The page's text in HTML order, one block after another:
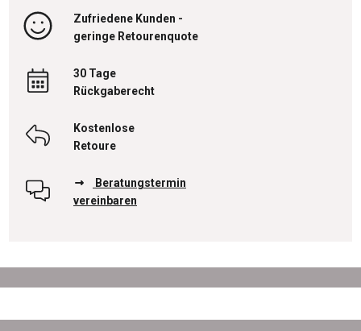
Zufriedene Kunden -
geringe Retourenquote
30 Tage
Rückgaberecht
Kostenlose
Retoure
Beratungstermin
vereinbaren